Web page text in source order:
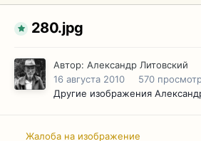
280.jpg
Автор: Александр Литовский
16 августа 2010
570
Другие изображения
Жалоба на изображение